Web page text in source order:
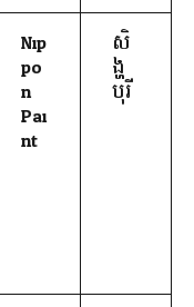
Nip
po
n
Pai
nt
សិ
ង្ហ
បុរី